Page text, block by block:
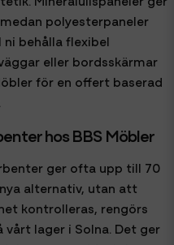
polyesterpaneler
behålla flexibel
eller bordsskärmar
för en offert baserad
hos BBS Möbler
ger ofta upp till 70
alternativ, utan att
kontrolleras, rengörs
lager i Solna. Det ger